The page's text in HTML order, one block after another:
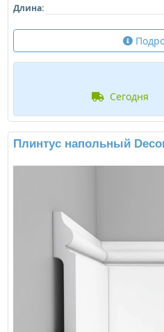
Длина:
сегодня
Плинтус напольный